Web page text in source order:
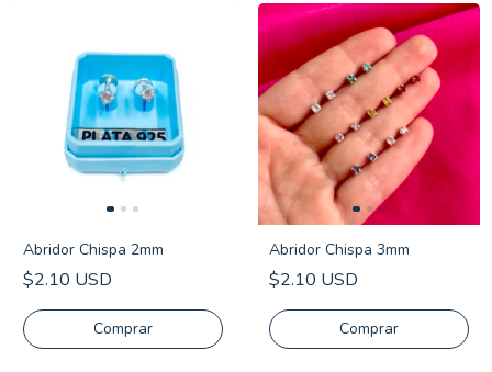
Abridor Chispa 2mm
$2.10 USD
Comprar
Abridor Chispa 3mm
$2.10 USD
Comprar